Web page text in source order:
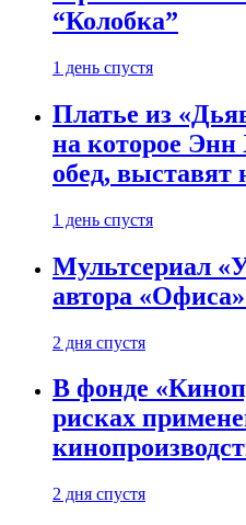
“Колобка”
1 день спустя
Платье из
на которое Энн
обед, выставят
1 день спустя
Мультсериал
автора
2 дня спустя
В фонде
рисках
2 дня спустя